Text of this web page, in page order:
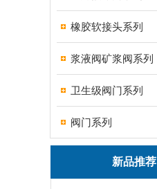
橡胶软接头系列
浆液阀矿浆阀系列
卫生级阀门系列
阀门系列
新品推荐